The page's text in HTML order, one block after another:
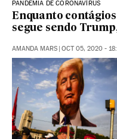
PANDEMIA DE CORONAVÍRUS
Enquanto
segue sendo
AMANDA MARS OCT 05, 2020 -